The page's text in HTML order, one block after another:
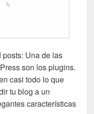
Una de las
son los plugins.
casi todo lo que
tu blog a un
características